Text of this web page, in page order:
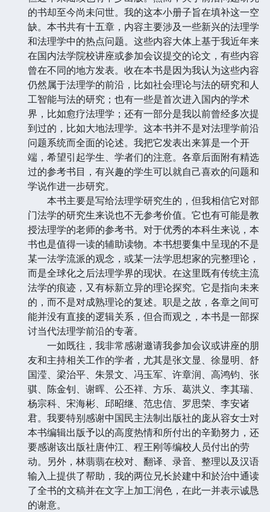
的书却至今尚未问世。我的这本小册子旨在填补这一空
缺。本书共有十五章，内容主要涉及一些新兴的法理学
和法理学中的热点问题。这些内容大体上基于我近年来
在国内法学院校讲座或参加会议提交的论文，有些内容
曾在不同的地方发表。收在本书是因为我认为这些内容
仍然属于法理学的前沿，比如社会理论与法的研究和人
工智能与法的研究；也有一些是首次进入国内的学术
界，比如愈疗法理学；还有一部分是我以前曾经多次提
到过的，比如大地法理学。这本书并不是对法理学前沿
问题系统而全面的论述。我把它发表出来算是一个开
端，希望引起学生、学者们的注意。各章后面附有精选
过的参考书目，有兴趣的学生可以就自己喜欢的问题和
学说作进一步研究。
本书主要是写给法理学研究生的，但我相信它对部
门法学的研究生来说也不无参考价值。它也有可能是教
授法理学的老师的参考书。对于优秀的本科生来说，本
书也是值得一读的辅助读物。本书想要集中呈现的不是
某一法学流派的观念，或某一法学思想家的完整理论，
而是全球化之后法理学界的现状。在这里既有传统主流
法学的痕迹，又有标新立异的理论探究。它是指向未来
的，而不是对成熟理论的复述。职是之故，各章之间可
能并没有直接的逻辑关系，但合而观之，本书是一部探
讨当代法理学前沿的专著。
一如既往，我非常感谢邀请我参加会议或讲座的朋
友和主持相关工作的学者，尤其是张文显、徐显明、舒
国滢、梁治平、朱景文、冯玉军、许章润、高鸿钧、张
骐、陈金钊、谢晖、公丕祥、方乐、葛洪义、李其瑞、
杨宗科、宋海彬、邱昭继、范忠信、罗思荣、李安诸
君。我要特别感谢中国民主法制出版社的庞从容女士对
本书编辑出版予以的高度热情和所付出的辛勤努力，还
要感谢该出版社唐仲江、程王刚等编校人员付出的劳
动。另外，林翡翡在校对、翻译、录音、整理以及汉语
输入上提供了帮助，我的两位兄长於建中和於治中通读
了全书的文稿并在文字上加工润色，在此一并表示诚恳
的谢意。